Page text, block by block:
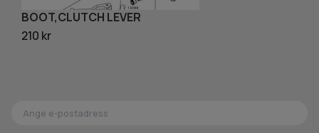
BOOT,CLUTCH LEVER
210 kr